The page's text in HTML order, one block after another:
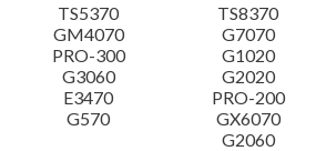
TS5370
TS8370
GM4070
G7070
PRO-300
G1020
G3060
G2020
E3470
PRO-200
G570
GX6070
G2060